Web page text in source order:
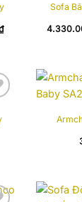
Khoảng
giá:
19.950.000 ₫
Sofa